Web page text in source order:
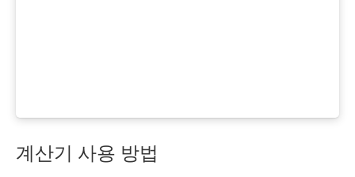
계산기 사용 방법